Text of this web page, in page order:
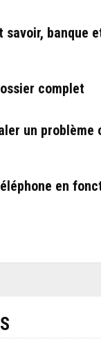
savoir, banque
complet
un problème
en